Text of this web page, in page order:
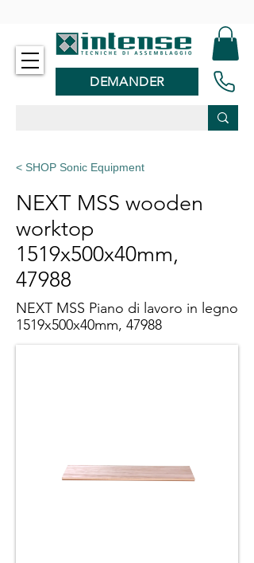
DEMANDER
< SHOP Sonic Equipment
NEXT MSS wooden
worktop
1519x500x40mm,
47988
NEXT MSS Piano di lavoro in legno
1519x500x40mm, 47988